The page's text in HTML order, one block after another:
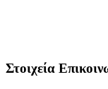
Στοιχεία